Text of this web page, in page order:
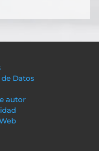
Datos
autor